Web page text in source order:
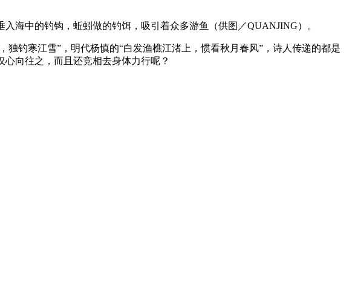
海中的钓钩，蚯蚓做的钓饵，吸引着众多游鱼（供图／QUANJING）。
钓寒江雪”，明代杨慎的“白发渔樵江渚上，惯看秋月春风”，诗人传递的都是
向往之，而且还竞相去身体力行呢？